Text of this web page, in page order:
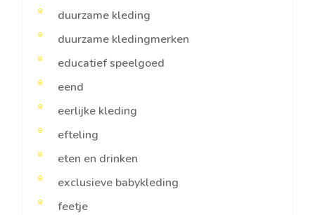
duurzame kleding
duurzame kledingmerken
educatief speelgoed
eend
eerlijke kleding
efteling
eten en drinken
exclusieve babykleding
feetje